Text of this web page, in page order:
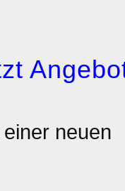
einer neuen